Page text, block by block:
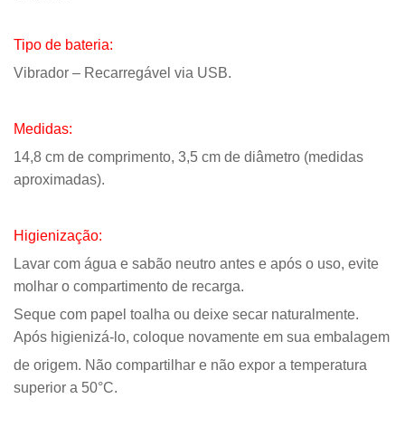
Tipo de bateria:
Vibrador – Recarregável via USB.
Medidas:
14,8 cm de comprimento, 3,5 cm de diâmetro (medidas
aproximadas).
Higienização:
Lavar com água e sabão neutro antes e após o uso, evite
molhar o compartimento de recarga.
Seque com papel toalha ou deixe secar naturalmente.
Após higienizá-lo, coloque novamente em sua embalagem
de origem. Não compartilhar e não expor a temperatura
superior a 50°C.